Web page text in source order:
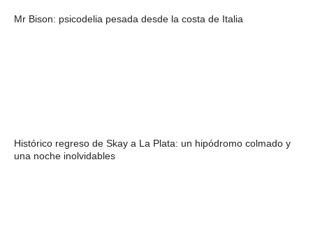
Mr Bison: psicodelia pesada desde la costa de Italia
Histórico regreso de Skay a La Plata: un hipódromo colmado y
una noche inolvidables